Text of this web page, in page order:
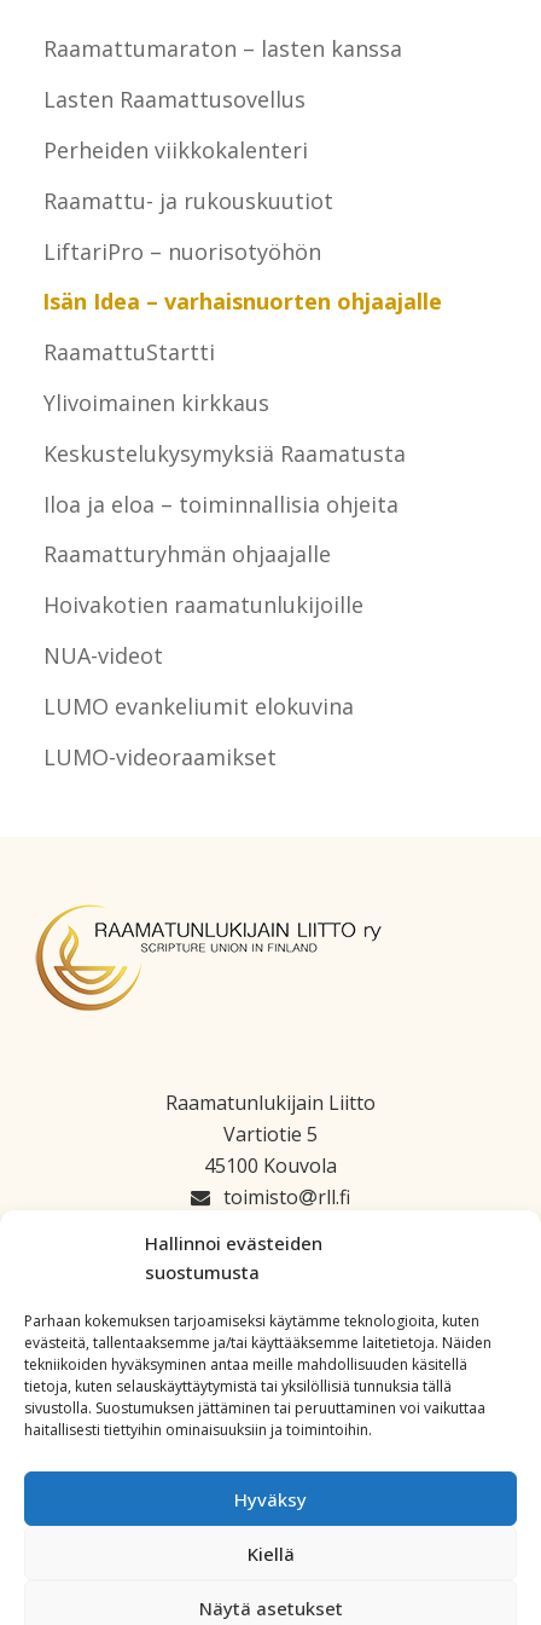
Hallinnoi evästeiden
suostumusta
Parhaan kokemuksen tarjoamiseksi käytämme teknologioita, kuten
evästeitä, tallentaaksemme ja/tai käyttääksemme laitetietoja. Näiden
tekniikoiden hyväksyminen antaa meille mahdollisuuden käsitellä
tietoja, kuten selauskäyttäytymistä tai yksilöllisiä tunnuksia tällä
sivustolla. Suostumuksen jättäminen tai peruuttaminen voi vaikuttaa
haitallisesti tiettyihin ominaisuuksiin ja toimintoihin.
Hyväksy
Kiellä
Näytä asetukset
Raamattumaraton – lasten kanssa
Lasten Raamattusovellus
Perheiden viikkokalenteri
Raamattu- ja rukouskuutiot
LiftariPro – nuorisotyöhön
Isän Idea – varhaisnuorten ohjaajalle
RaamattuStartti
Ylivoimainen kirkkaus
Keskustelukysymyksiä Raamatusta
Iloa ja eloa – toiminnallisia ohjeita
Raamatturyhmän ohjaajalle
Hoivakotien raamatunlukijoille
NUA-videot
LUMO evankeliumit elokuvina
LUMO-videoraamikset
Raamatunlukijain Liitto
Vartiotie 5
45100 Kouvola
toimisto
rll.fi
Copyright: All Rights Reserved. Powered by